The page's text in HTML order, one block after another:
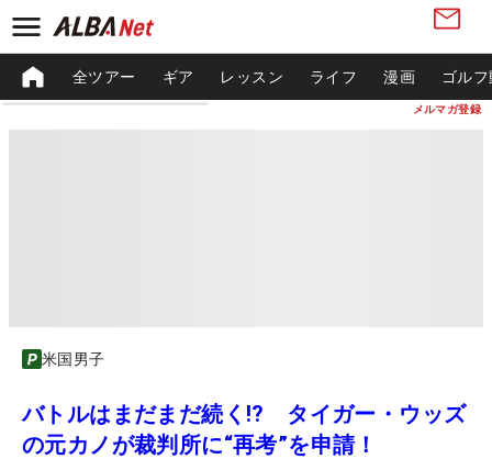
メルマガ登録
全ツアー ギア レッスン ライフ 漫画 ゴル
米国男子
バトルはまだまだ続く!? タイガー・ウッズ
の元カノが裁判所に“再考”を申請！